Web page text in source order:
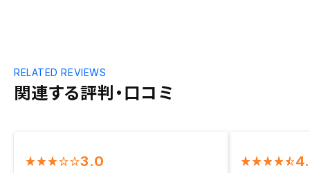
関連する評判・口コミ
RELATED REVIEWS
3.0